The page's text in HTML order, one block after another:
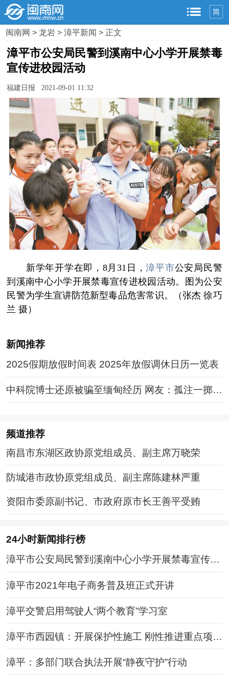
简
闽南网>龙岩>漳平新闻> 正文
漳平市公安局民警到溪南中心小学开展禁毒
宣传进校园活动
福建日报 2021-09-01 11:32
新学年开学在即，8月31日，漳平市公安局民警
到溪南中心小学开展禁毒宣传进校园活动。图为公安
民警为学生宣讲防范新型毒品危害常识。（张杰 徐巧
兰 摄）
新闻推荐
2025假期放假时间表 2025年放假调休日历一览表
中科院博士还原被骗至缅甸经历 网友：孤注一掷现
实版
频道推荐
南昌市东湖区政协原党组成员、副主席万晓荣
防城港市政协原党组成员、副主席陈建林严重
资阳市委原副书记、市政府原市长王善平受贿
24小时新闻排行榜
漳平市公安局民警到溪南中心小学开展禁毒宣传进
校园活动
漳平市2021年电子商务普及班正式开讲
漳平交警启用驾驶人“两个教育”学习室
漳平市西园镇：开展保护性施工 刚性推进重点项目
建设
漳平：多部门联合执法开展“静夜守护”行动